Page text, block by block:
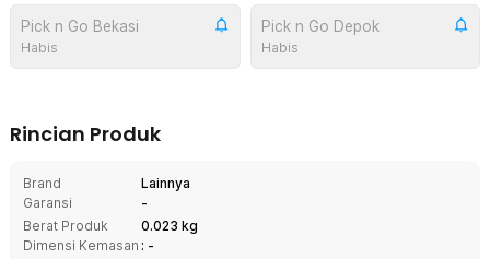
Pick n Go Bekasi
Habis
Pick n Go Depok
Habis
Rincian Produk
Brand
Lainnya
Garansi
-
Berat Produk
0.023 kg
Dimensi Kemasan : -